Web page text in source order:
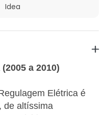
Idea
a 2010)
Elétrica é
de altíssima